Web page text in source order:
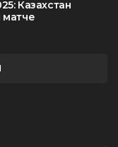
Казахстан
матче